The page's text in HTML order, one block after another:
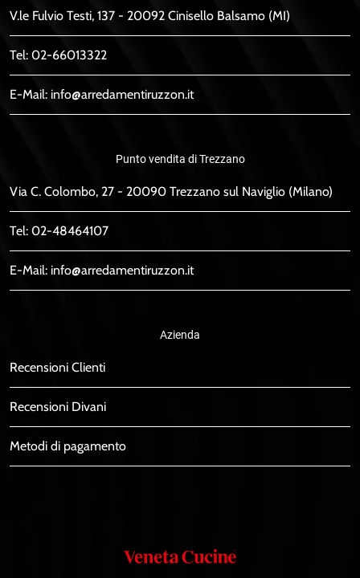
V.le Fulvio Testi, 137 - 20092 Cinisello Balsamo (MI)
Tel: 02-66013322
E-Mail: info@arredamentiruzzon.it
Punto vendita di Trezzano
Via C. Colombo, 27 - 20090 Trezzano sul Naviglio (Milano)
Tel: 02-48464107
E-Mail: info@arredamentiruzzon.it
Azienda
Recensioni Clienti
Recensioni Divani
Metodi di pagamento
Veneta